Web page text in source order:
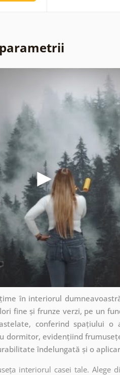
în interiorul
fine și frunze verzi, pe un
conferind spațiului o
dormitor, evidențiind
îndelungată și o
interiorul casei tale. Alege